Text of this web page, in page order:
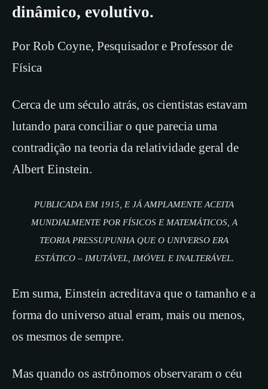
dinâmico, evolutivo.
Por Rob Coyne, Pesquisador e Professor de
Física
Cerca de um século atrás, os cientistas estavam
lutando para conciliar o que parecia uma
contradição na teoria da relatividade geral de
Albert Einstein.
PUBLICADA EM 1915, E JÁ AMPLAMENTE ACEITA
MUNDIALMENTE POR FÍSICOS E MATEMÁTICOS, A
TEORIA PRESSUPUNHA QUE O UNIVERSO ERA
ESTÁTICO – IMUTÁVEL, IMÓVEL E INALTERÁVEL.
Em suma, Einstein acreditava que o tamanho e a
forma do universo atual eram, mais ou menos,
os mesmos de sempre.
Mas quando os astrônomos observaram o céu